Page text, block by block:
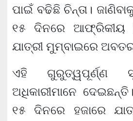
ପାଇଁ ବଢିଛି ଚିନ୍ତା।
୧୫ ଦିନରେ ଆଫ୍ରିକୀୟ
ଯାତ୍ରୀ ମୁମ୍ବାଇରେ
ଏହି ଗୁରୁତ୍ୱପୂର୍ଣ୍ଣ
ଅଧିକାରୀମାନେ
୧୫ ଦିନରେ ହଜାରେ